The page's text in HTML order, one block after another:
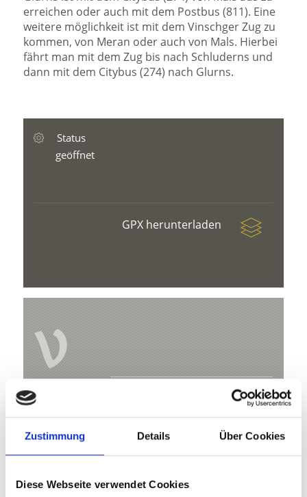
Zustimmung Details Über Cookies
Diese Webseite verwendet Cookies
erreichen oder auch mit dem Postbus (811). Eine
weitere möglichkeit ist mit dem Vinschger Zug zu
kommen, von Meran oder auch von Mals. Hierbei
fährt man mit dem Zug bis nach Schluderns und
dann mit dem Citybus (274) nach Glurns.
Status
geöffnet
GPX herunterladen
V
39020 Glurns